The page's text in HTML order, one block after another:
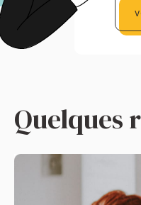
Quelques